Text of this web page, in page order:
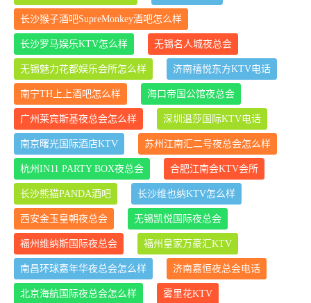
长沙猴子酒吧SupreMonkey酒吧怎么样
长沙罗马娱乐KTV怎么样 无锡名人城夜总会
无锡魅力花都娱乐会所怎么样 济南禧悦东方KTV电话
南宁TH上上酒吧怎么样 海口帝国公馆夜总会
广州莱宾斯基夜总会怎么样 深圳温莎国际KTV电话
南京曙光国际酒店KTV 苏州江南汇二号夜总会怎么样
杭州IN11 PARTY BOX夜总会 合肥江南会KTV会所
长沙熊猫PANDA酒吧 长沙维也纳KTV怎么样
西安金玉皇朝夜总会 无锡凯悦国际夜总会
福州维纳斯国际夜总会 福州皇家万豪汇KTV
南昌环球嘉年华夜总会怎么样 济南嘉恒夜总会电话
北京海航国际夜总会怎么样 雾里花KTV